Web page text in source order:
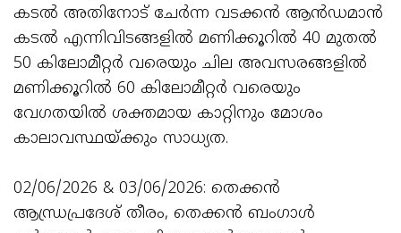
കടൽ അതിനോട് ചേർന്ന വടക്കൻ ആൻഡമാൻ
കടൽ എന്നിവിടങ്ങളിൽ മണിക്കൂറിൽ 40 മുതൽ
50 കിലോമീറ്റർ വരെയും ചില അവസരങ്ങളിൽ
മണിക്കൂറിൽ 60 കിലോമീറ്റർ വരെയും
വേഗതയിൽ ശക്തമായ കാറ്റിനും മോശം
കാലാവസ്ഥയ്ക്കും സാധ്യത.
02/06/2026 & 03/06/2026: തെക്കൻ
ആന്ധ്രപ്രദേശ് തീരം, തെക്കൻ ബംഗാൾ